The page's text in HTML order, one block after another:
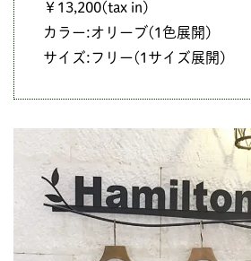
￥13,200(tax in)
カラー:オリーブ(1色展開)
サイズ:フリー(1サイズ展開)